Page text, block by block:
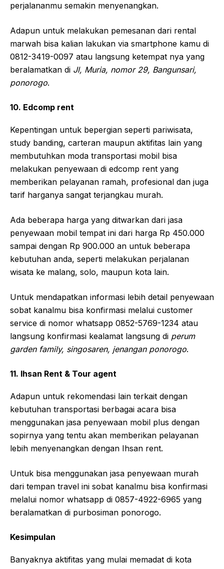
perjalananmu semakin menyenangkan.
Adapun untuk melakukan pemesanan dari rental
marwah bisa kalian lakukan via smartphone kamu di
0812-3419-0097 atau langsung ketempat nya yang
beralamatkan di Jl, Muria, nomor 29, Bangunsari,
ponorogo.
10. Edcomp rent
Kepentingan untuk bepergian seperti pariwisata,
study banding, carteran maupun aktifitas lain yang
membutuhkan moda transportasi mobil bisa
melakukan penyewaan di edcomp rent yang
memberikan pelayanan ramah, profesional dan juga
tarif harganya sangat terjangkau murah.
Ada beberapa harga yang ditwarkan dari jasa
penyewaan mobil tempat ini dari harga Rp 450.000
sampai dengan Rp 900.000 an untuk beberapa
kebutuhan anda, seperti melakukan perjalanan
wisata ke malang, solo, maupun kota lain.
Untuk mendapatkan informasi lebih detail penyewaan
sobat kanalmu bisa konfirmasi melalui customer
service di nomor whatsapp 0852-5769-1234 atau
langsung konfirmasi kealamat langsung di perum
garden family, singosaren, jenangan ponorogo.
11. Ihsan Rent & Tour agent
Adapun untuk rekomendasi lain terkait dengan
kebutuhan transportasi berbagai acara bisa
menggunakan jasa penyewaan mobil plus dengan
sopirnya yang tentu akan memberikan pelayanan
lebih menyenangkan dengan Ihsan rent.
Untuk bisa menggunakan jasa penyewaan murah
dari tempan travel ini sobat kanalmu bisa konfirmasi
melalui nomor whatsapp di 0857-4922-6965 yang
beralamatkan di purbosiman ponorogo.
Kesimpulan
Banyaknya aktifitas yang mulai memadat di kota